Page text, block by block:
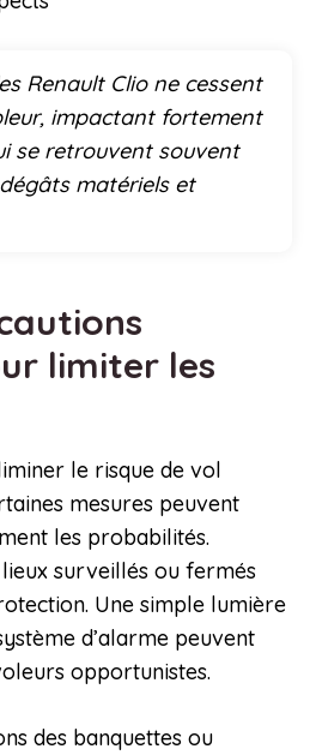
Renault Clio ne cessent
impactant fortement
se retrouvent souvent
matériels et
limiter les
le risque de vol
mesures peuvent
les probabilités.
surveillés ou fermés
Une simple lumière
d’alarme peuvent
opportunistes.
des banquettes ou